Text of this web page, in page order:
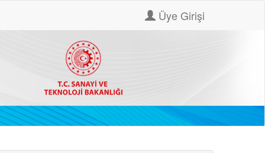
Üye Girişi